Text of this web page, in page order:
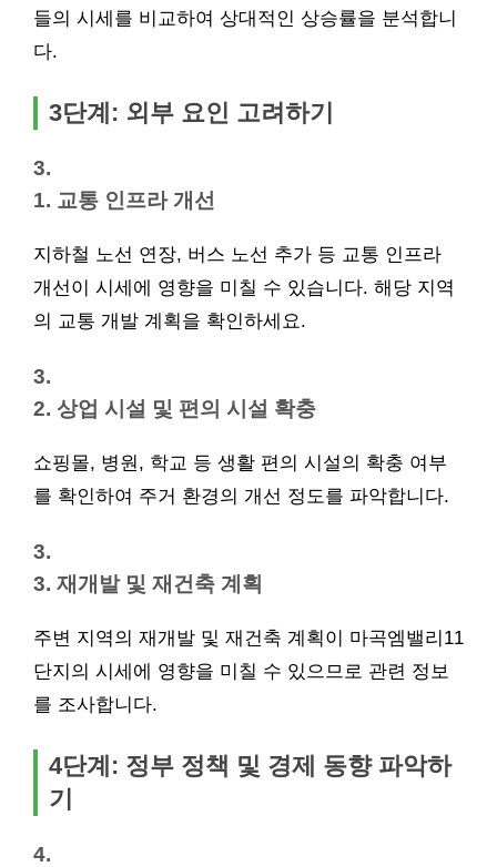
들의 시세를 비교하여 상대적인 상승률을 분석합니
다.
3단계: 외부 요인 고려하기
3.
1. 교통 인프라 개선
지하철 노선 연장, 버스 노선 추가 등 교통 인프라
개선이 시세에 영향을 미칠 수 있습니다. 해당 지역
의 교통 개발 계획을 확인하세요.
3.
2. 상업 시설 및 편의 시설 확충
쇼핑몰, 병원, 학교 등 생활 편의 시설의 확충 여부
를 확인하여 주거 환경의 개선 정도를 파악합니다.
3.
3. 재개발 및 재건축 계획
주변 지역의 재개발 및 재건축 계획이 마곡엠밸리11
단지의 시세에 영향을 미칠 수 있으므로 관련 정보
를 조사합니다.
4단계: 정부 정책 및 경제 동향 파악하
기
4.